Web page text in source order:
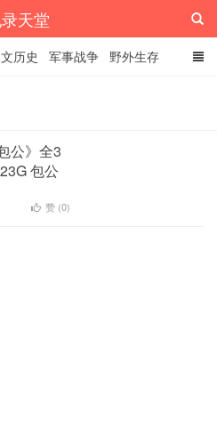
天堂
历史 军事战争 野外生存
公》全3
包公
赞 (0)